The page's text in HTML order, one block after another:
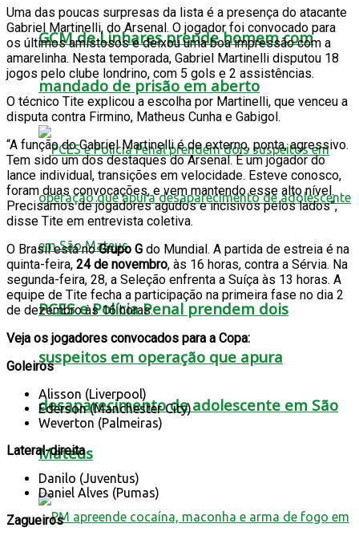
GCM de Linhares prende homem com
mandado de prisão em aberto
PCES e Polícia Penal prendem dois
suspeitos em operação que apura
desaparecimento de adolescente em São
Mateus
Uma das poucas surpresas da lista é a presença do atacante
Gabriel Martinelli, do Arsenal. O jogador foi convocado para
os últimos amistosos e deixou uma boa impressão com a
amarelinha. Nesta temporada, Gabriel Martinelli disputou 18
jogos pelo clube londrino, com 5 gols e 2 assistências.
O técnico Tite explicou a escolha por Martinelli, que venceu a
disputa contra Firmino, Matheus Cunha e Gabigol.
“A função do Gabriel Martinelli é de externo, ponta, agressivo.
Tem sido um dos destaques do Arsenal. É um jogador do
lance individual, transições em velocidade. Esteve conosco,
foram duas convocações, e vem mantendo esse alto nível.
Precisamos de jogadores agudos e incisivos pelos lados”,
disse Tite em entrevista coletiva.
O Brasil está noGrupo G do Mundial. A partida de estreia é na
quinta-feira, 24 de novembro, às 16 horas, contra a Sérvia. Na
segunda-feira, 28, a Seleção enfrenta a Suíça às 13 horas. A
equipe de Tite fecha a participação na primeira fase no dia 2
de dezembro às 16 horas.
Veja os jogadores convocados para a Copa:
Goleiros
Alisson (Liverpool)
Ederson (Manchester City)
Weverton (Palmeiras)
Lateral-direita
Danilo (Juventus)
Daniel Alves (Pumas)
Zagueiros